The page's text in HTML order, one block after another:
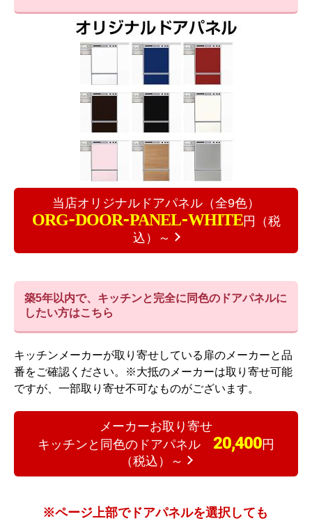
当店オリジナルドアパネル（全9色）
ORG-DOOR-PANEL-WHITE円（税
込）～
築5年以内で、キッチンと完全に同色のドアパネルに
したい方はこちら
キッチンメーカーが取り寄せしている扉のメーカーと品
番をご確認ください。
※大抵のメーカーは取り寄せ可能
ですが、一部取り寄せ不可なものがございます。
メーカーお取り寄せ
キッチンと同色のドアパネル 20,400円
（税込）～
※ページ上部でドアパネルを選択しても